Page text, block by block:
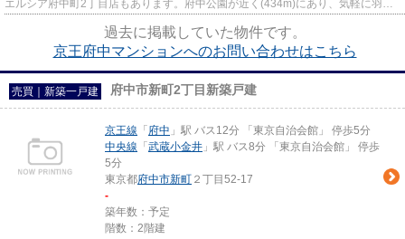
エルシア府中町2丁目店もあります。府中公園が近く(434m)にあり、気軽に羽を
過去に掲載していた物件です。
京王府中マンションへのお問い合わせはこちら
売買｜新築一戸建 府中市新町2丁目新築戸建
京王線 「 府中 」駅 バス12分 「東京自治会館」 停歩5分
中央線 「 武蔵小金井 」駅 バス8分 「東京自治会館」 停歩
5分
東京都府中市新町 ２丁目52-17
-
築年数：予定
階数：2階建